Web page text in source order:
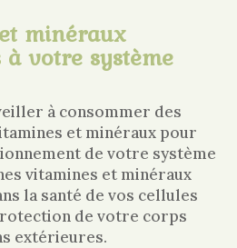
minéraux
votre système
à consommer des
et minéraux pour
de votre système
vitamines et minéraux
la santé de vos cellules
de votre corps
extérieures.